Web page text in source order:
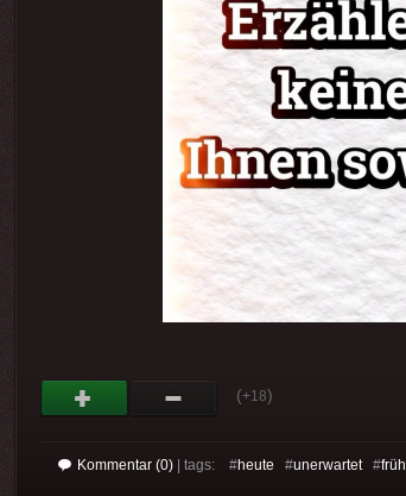
(+18)
Kommentar (0) | tags: #heute #unerwartet#früh